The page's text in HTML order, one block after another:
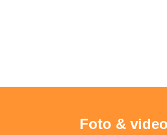
Foto & video